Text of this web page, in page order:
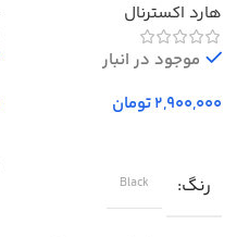
500 گیگابایت استوک ا
Western Digital Elements
External Hard Drive – 500GB
هارد اکسترنال
موجود در انبار
تومان
رنگ Black